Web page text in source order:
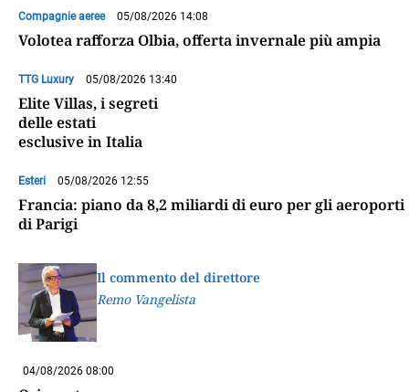
Compagnie aeree 05/08/2026 14:08
Volotea rafforza Olbia, offerta invernale più ampia
TTG Luxury 05/08/2026 13:40
Elite Villas, i segreti
delle estati
esclusive in Italia
Esteri 05/08/2026 12:55
Francia: piano da 8,2 miliardi di euro per gli aeroporti
di Parigi
Il commento del direttore
Remo Vangelista
04/08/2026 08:00